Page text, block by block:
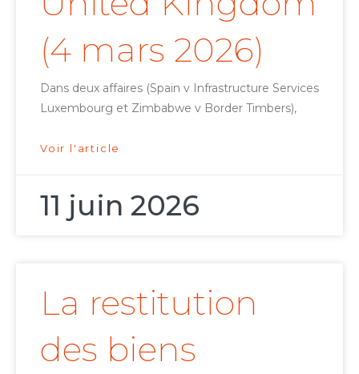
(4 mars 2026)
Dans deux affaires (Spain v Infrastructure Services
Luxembourg et Zimbabwe v Border Timbers),
Voir l'article
11 juin 2026
La restitution
des biens